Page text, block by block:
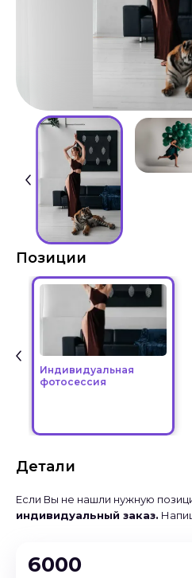
Позиции
Индивидуальная
фотосессия
Детали
Если Вы не нашли нужную
индивидуальный заказ.
6000